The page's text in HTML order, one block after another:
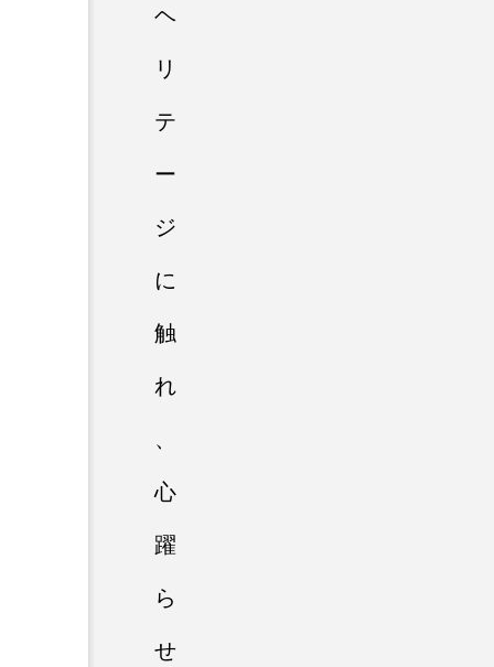
ヘ
リ
テ
ー
ジ
に
触
れ
、
心
躍
ら
せ